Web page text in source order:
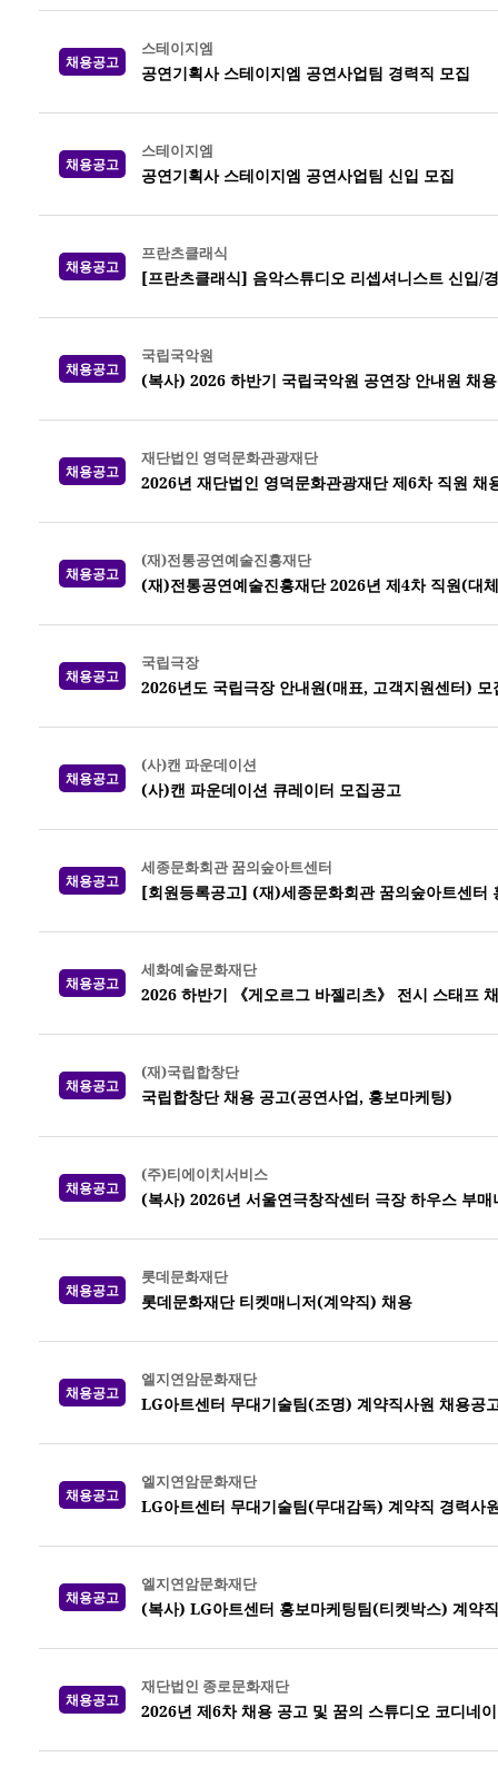
채용공고
스테이지엠
공연기획사 스테이지엠 공연사업팀 경력직 모집
채용공고
스테이지엠
공연기획사 스테이지엠 공연사업팀 신입 모집
채용공고
프란츠클래식
[프란츠클래식] 음악스튜디오 리셉셔니스트 신입/
채용공고
국립국악원
(복사) 2026 하반기 국립국악원 공연장 안내원 채
채용공고
재단법인 영덕문화관광재단
2026년 재단법인 영덕문화관광재단 제6차 직원 채
채용공고
(재)전통공연예술진흥재단
(재)전통공연예술진흥재단 2026년 제4차 직원(대
채용공고
국립극장
2026년도 국립극장 안내원(매표, 고객지원센터) 모
채용공고
(사)캔 파운데이션
(사)캔 파운데이션 큐레이터 모집공고
채용공고
세종문화회관 꿈의숲아트센터
[회원등록공고] (재)세종문화회관 꿈의숲아트센터
채용공고
세화예술문화재단
2026 하반기 《게오르그 바젤리츠》 전시 스태프
채용공고
(재)국립합창단
국립합창단 채용 공고(공연사업, 홍보마케팅)
채용공고
(주)티에이치서비스
(복사) 2026년 서울연극창작센터 극장 하우스 부
채용공고
롯데문화재단
롯데문화재단 티켓매니저(계약직) 채용
채용공고
엘지연암문화재단
LG아트센터 무대기술팀(조명) 계약직사원 채용공
채용공고
엘지연암문화재단
LG아트센터 무대기술팀(무대감독) 계약직 경력사
채용공고
엘지연암문화재단
(복사) LG아트센터 홍보마케팅팀(티켓박스) 계약
채용공고
재단법인 종로문화재단
2026년 제6차 채용 공고 및 꿈의 스튜디오 코디네